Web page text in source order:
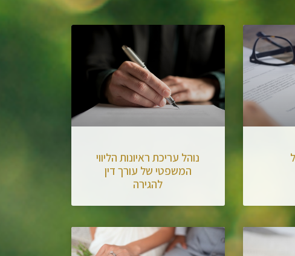
נוהל עריכת ראיונות הליווי
המשפטי של עורך דין
להגירה